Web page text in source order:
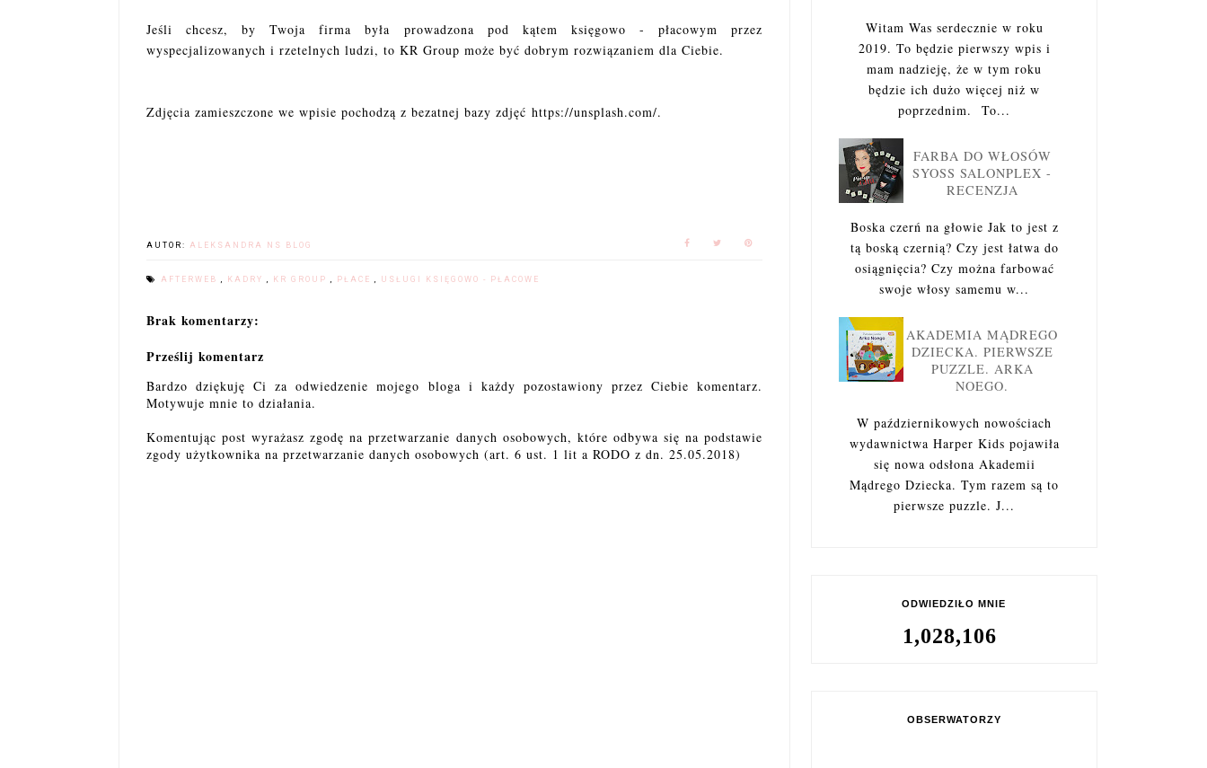
Jeśli chcesz, by Twoja firma była prowadzona pod kątem księgowo - płacowym przez
wyspecjalizowanych i rzetelnych ludzi, to KR Group może być dobrym rozwiązaniem dla Ciebie.
Zdjęcia zamieszczone we wpisie pochodzą z bezatnej bazy zdjęć https://unsplash.com/.
AUTOR: ALEKSANDRA NS BLOG
AFTERWEB , KADRY , KR GROUP , PŁACE , USŁUGI KSIĘGOWO - PŁACOWE
Brak komentarzy:
Prześlij komentarz
Bardzo dziękuję Ci za odwiedzenie mojego bloga i każdy pozostawiony przez Ciebie komentarz.
Motywuje mnie to działania.
Komentując post wyrażasz zgodę na przetwarzanie danych osobowych, które odbywa się na podstawie
zgody użytkownika na przetwarzanie danych osobowych (art. 6 ust. 1 lit a RODO z dn. 25.05.2018)
Witam Was serdecznie w roku
2019. To będzie pierwszy wpis i
mam nadzieję, że w tym roku
będzie ich dużo więcej niż w
poprzednim. To...
FARBA DO WŁOSÓW
SYOSS SALONPLEX -
RECENZJA
Boska czerń na głowie Jak to jest z
tą boską czernią? Czy jest łatwa do
osiągnięcia? Czy można farbować
swoje włosy samemu w...
AKADEMIA MĄDREGO
DZIECKA. PIERWSZE
PUZZLE. ARKA
NOEGO.
W październikowych nowościach
wydawnictwa Harper Kids pojawiła
się nowa odsłona Akademii
Mądrego Dziecka. Tym razem są to
pierwsze puzzle. J...
ODWIEDZIŁO MNIE
1,028,106
OBSERWATORZY